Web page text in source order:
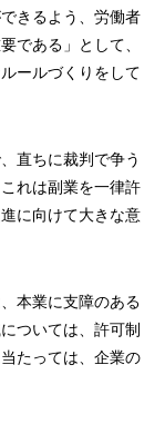
きるよう、労働者
である」として、
ールづくりをして
直ちに裁判で争う
れは副業を一律許
に向けて大きな意
本業に支障のある
ついては、許可制
たっては、企業の